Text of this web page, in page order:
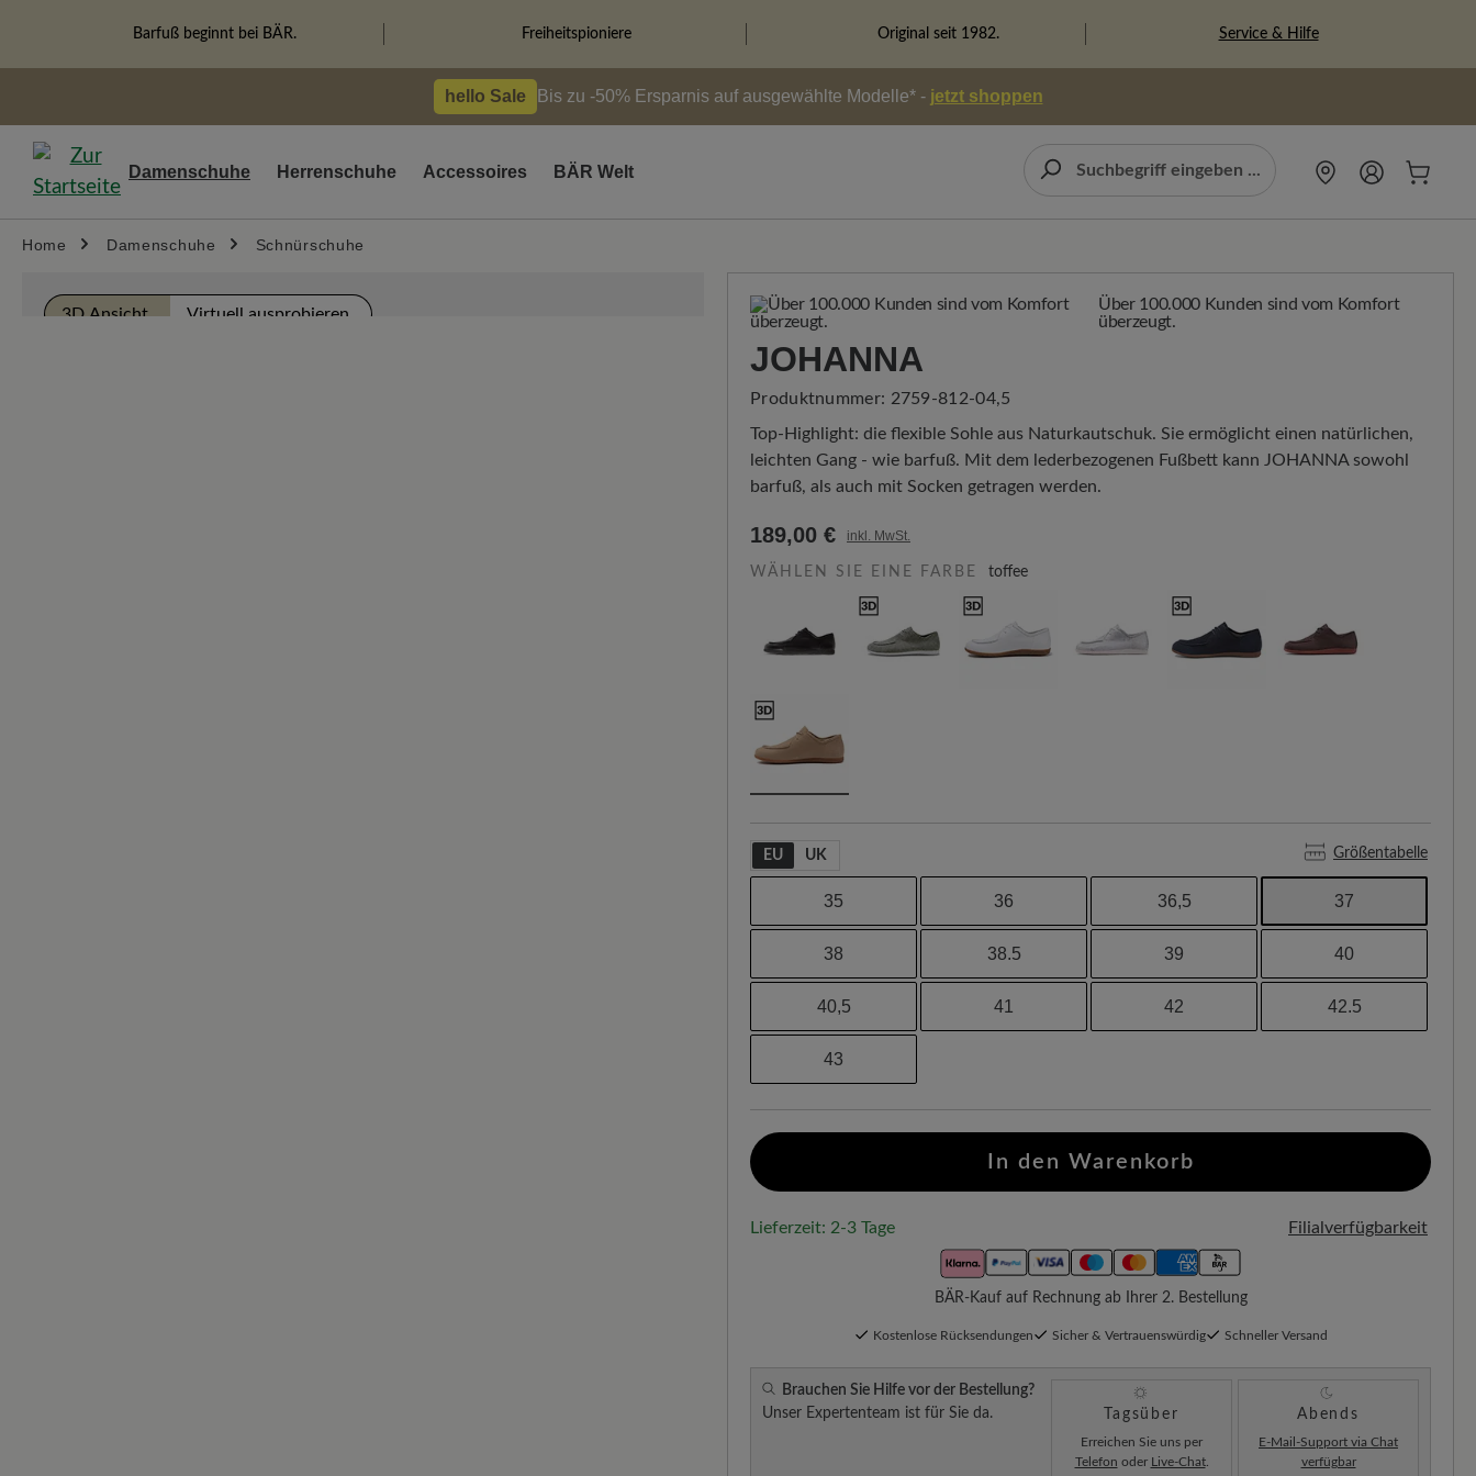
Zur Hauptnavigation springen
Barfuß beginnt bei BÄR. Freiheitspioniere Original seit 1982. Service & Hilfe
hello Sale Bis zu -50% Ersparnis auf ausgewählte Modelle* - jetzt shoppen
Damenschuhe Herrenschuhe Accessoires BÄR Welt
Home Damenschuhe Schnürschuhe
3D Ansicht Virtuell ausprobieren
Über 100.000 Kunden sind vom Komfort
überzeugt.
JOHANNA
Produktnummer: 2759-812-04,5
Top-Highlight: die flexible Sohle aus Naturkautschuk. Sie ermöglicht einen natürlichen,
leichten Gang - wie barfuß. Mit dem lederbezogenen Fußbett kann JOHANNA sowohl
barfuß, als auch mit Socken getragen werden.
189,00 € inkl. MwSt.
WÄHLEN SIE EINE FARBE toffee
EU UK Größentabelle
35 36 36,5 37
38 38.5 39 40
40,5 41 42 42.5
43
In den Warenkorb
Lieferzeit: 2-3 Tage Filialverfügbarkeit
BÄR-Kauf auf Rechnung ab Ihrer 2. Bestellung
Kostenlose Rücksendungen Sicher & Vertrauenswürdig Schneller Versand
Brauchen Sie Hilfe vor der Bestellung?
Unser Expertenteam ist für Sie da.
Tagsüber
Erreichen Sie uns per
Telefon oder Live-Chat.
Abends
E-Mail-Support via Chat
verfügbar